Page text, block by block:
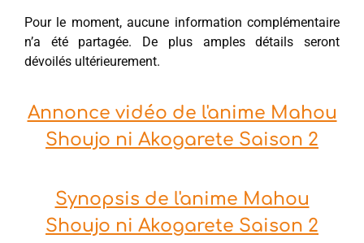
Pour le moment, aucune information complémentaire
n’a été partagée. De plus amples détails seront
dévoilés ultérieurement.
Annonce vidéo de l'anime Mahou
Shoujo ni Akogarete Saison 2
Synopsis de l'anime Mahou
Shoujo ni Akogarete Saison 2